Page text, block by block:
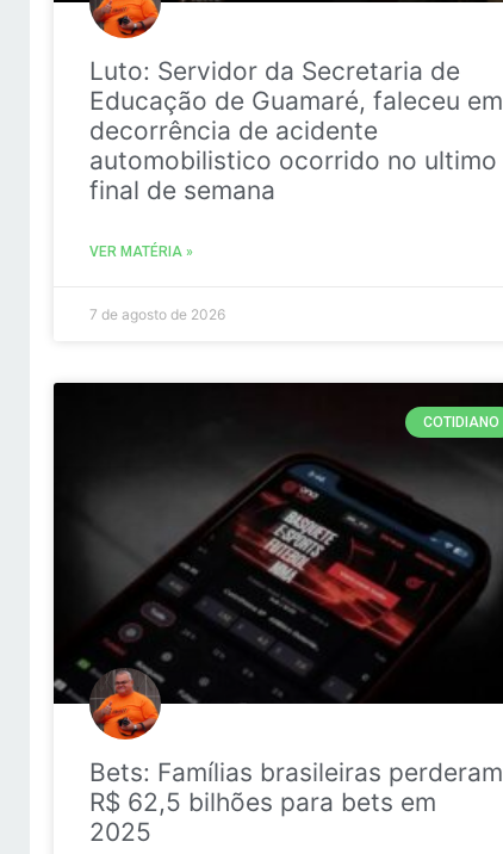
Luto: Servidor da Secretaria de
Educação de Guamaré, faleceu em
decorrência de acidente
automobilistico ocorrido no ultimo
final de semana
VER MATÉRIA »
7 de agosto de 2026
COTIDIANO
Bets: Famílias brasileiras perderam
R$ 62,5 bilhões para bets em
2025